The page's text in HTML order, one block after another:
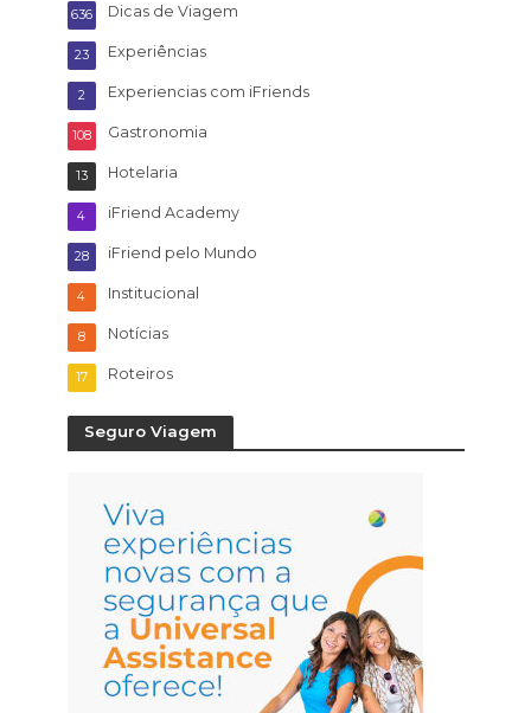
Dicas de Viagem
636
Experiências
23
Experiencias com iFriends
2
Gastronomia
108
Hotelaria
13
iFriend Academy
4
iFriend pelo Mundo
28
Institucional
4
Notícias
8
Roteiros
17
Seguro Viagem